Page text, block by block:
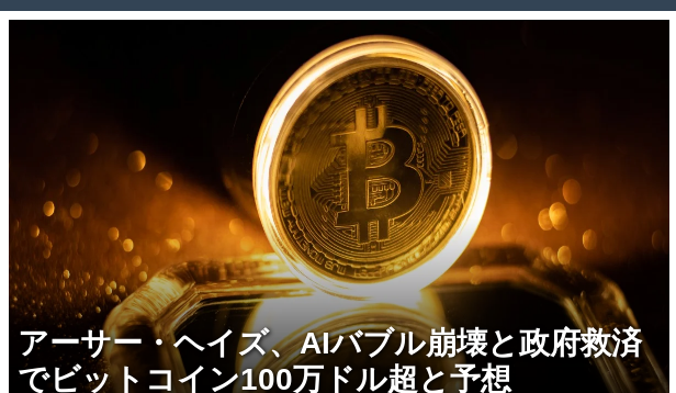
アーサー・ヘイズ、AIバブル崩壊と政府救済
でビットコイン100万ドル超と予想